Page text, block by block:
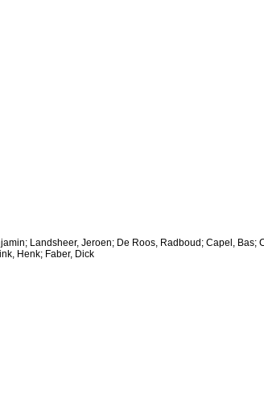
Landsheer, Jeroen; De Roos, Radboud; Capel,
Henk; Faber, Dick